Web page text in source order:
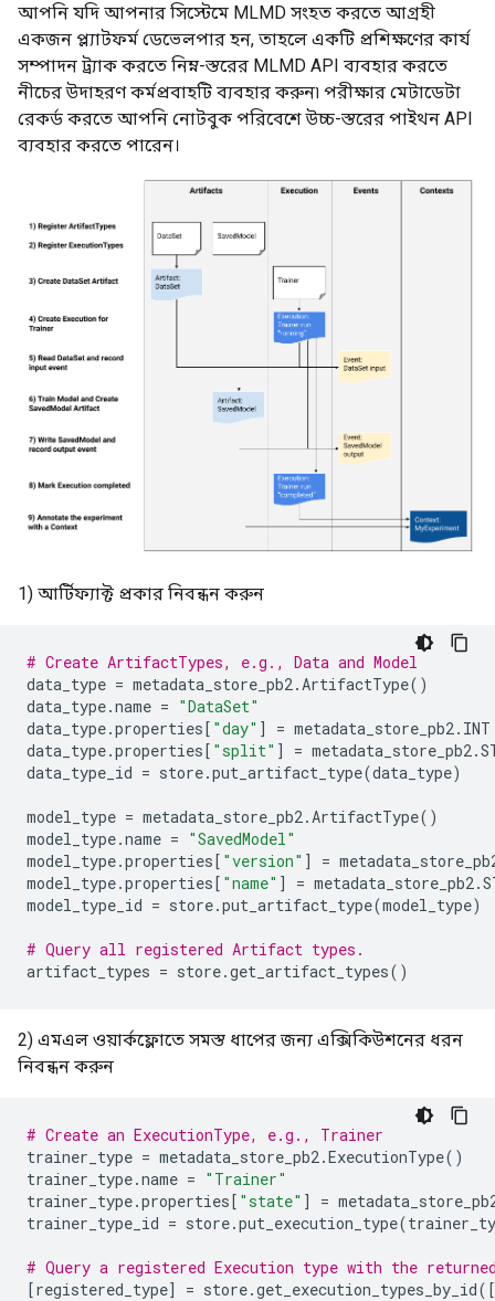
আপনি যদি আপনার সিস্টেমে MLMD সংহত করতে আগ্রহী
একজন প্ল্যাটফর্ম ডেভেলপার হন, তাহলে একটি প্রশিক্ষণের কার্য
সম্পাদন ট্র্যাক করতে নিম্ন-স্তরের MLMD API ব্যবহার করতে
নীচের উদাহরণ কর্মপ্রবাহটি ব্যবহার করুন৷ পরীক্ষার মেটাডেটা
রেকর্ড করতে আপনি নোটবুক পরিবেশে উচ্চ-স্তরের পাইথন API
ব্যবহার করতে পারেন।
1) আর্টিফ্যাক্ট প্রকার নিবন্ধন করুন
# Create ArtifactTypes, e.g., Data and Model
data_type = metadata_store_pb2.ArtifactType()
data_type.name = "DataSet"
data_type.properties[ "day" ] = metadata_store_pb2. INT
data_type.properties[ "split" ] = metadata_store_pb2.
data_type_id = store.put_artifact_type(data_type)
model_type = metadata_store_pb2.ArtifactType()
model_type.name = "SavedModel"
model_type.properties[ "version" ] =
model_type.properties[ "name" ] = metadata_store_pb2.
model_type_id = store.put_artifact_type(model_type)
# Query all registered Artifact types.
artifact_types = store.get_artifact_types()
2) এমএল ওয়ার্কফ্লোতে সমস্ত ধাপের জন্য এক্সিকিউশনের ধরন
নিবন্ধন করুন
# Create an ExecutionType, e.g., Trainer
trainer_type = metadata_store_pb2.ExecutionType()
trainer_type.name = "Trainer"
trainer_type.properties[ "state" ] =
trainer_type_id = store.put_execution_type(
# Query a registered Execution type with the
[registered_type] = store.get_execution_types_by_id([